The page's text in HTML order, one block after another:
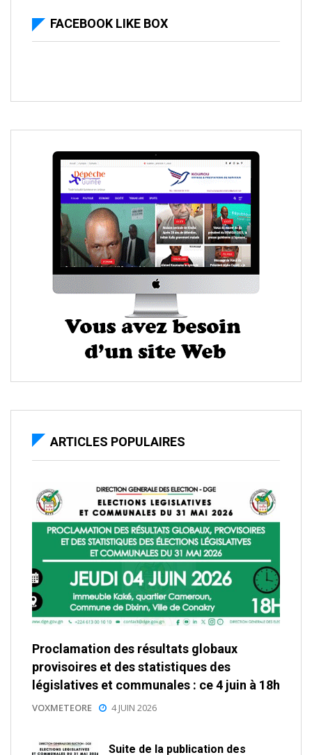
FACEBOOK LIKE BOX
ARTICLES POPULAIRES
Proclamation des résultats globaux
provisoires et des statistiques des
législatives et communales : ce 4 juin à 18h
VOXMETEORE 4 JUIN 2026
Suite de la publication des